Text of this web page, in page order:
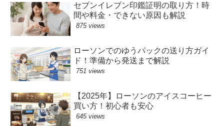
セブンイレブン印鑑証明の取り方！時
間や料金・できない原因も解説
875 views
ローソンでのゆうパックの送り方ガイ
ド！準備から発送まで解説
751 views
【2025年】ローソンのアイスコーヒー
買い方！初心者も安心
645 views